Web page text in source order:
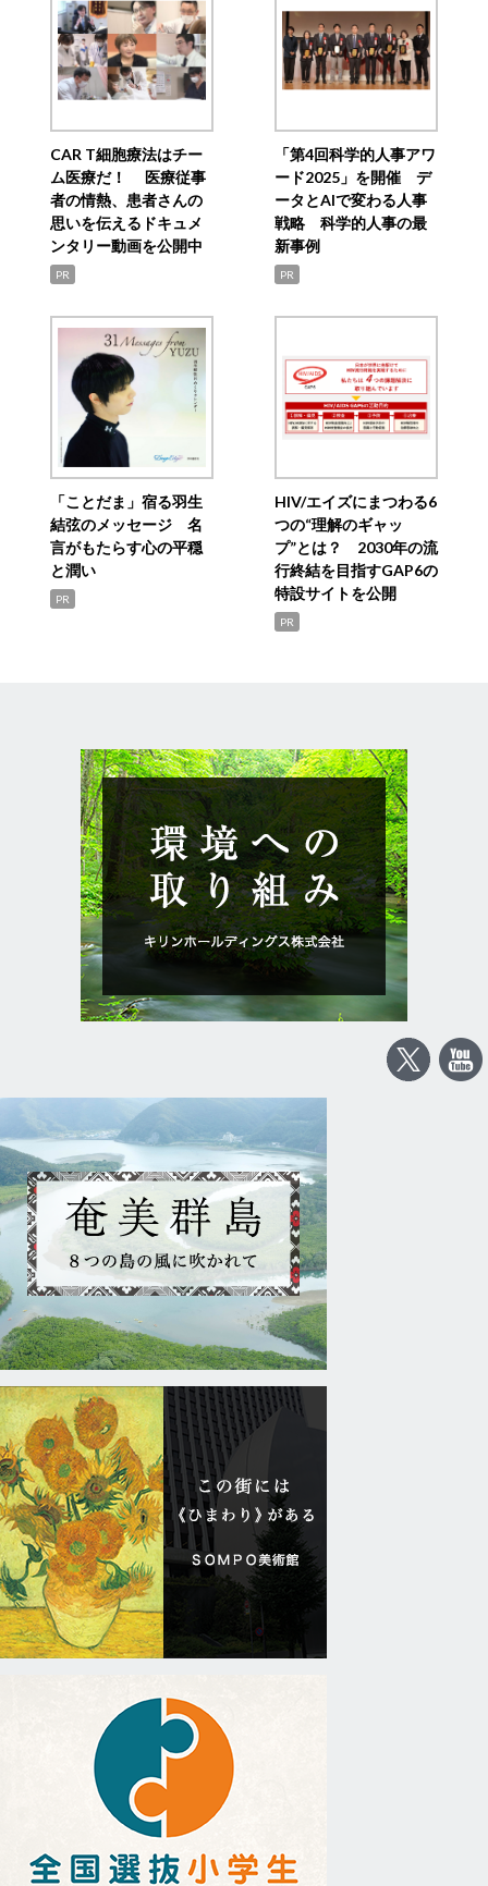
CAR T細胞療法はチー
ム医療だ！ 医療従事
者の情熱、患者さんの
思いを伝えるドキュメ
ンタリー動画を公開中
PR
「第4回科学的人事アワ
ード2025」を開催 デ
ータとAIで変わる人事
戦略 科学的人事の最
新事例
PR
「ことだま」宿る羽生
結弦のメッセージ 名
言がもたらす心の平穏
と潤い
PR
HIV/エイズにまつわる6
つの“理解のギャッ
プ”とは？ 2030年の流
行終結を目指すGAP6の
特設サイトを公開
PR